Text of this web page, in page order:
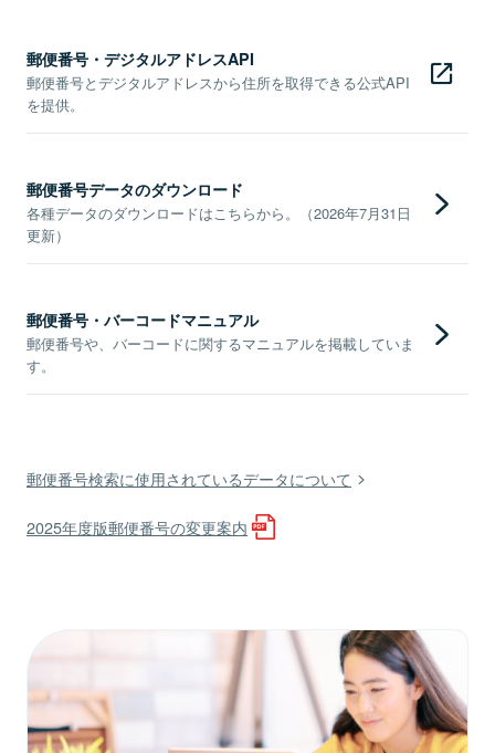
郵便番号・デジタルアドレスAPI
郵便番号とデジタルアドレスから住所を取得できる公式API
を提供。
郵便番号データのダウンロード
各種データのダウンロードはこちらから。（2026年7月31日
更新）
郵便番号・バーコードマニュアル
郵便番号や、バーコードに関するマニュアルを掲載していま
す。
郵便番号検索に使用されているデータについて
2025年度版郵便番号の変更案内